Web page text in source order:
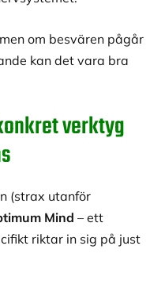
om besvären pågår
kan det vara bra
verktyg
(strax utanför
Mind – ett
riktar in sig på just